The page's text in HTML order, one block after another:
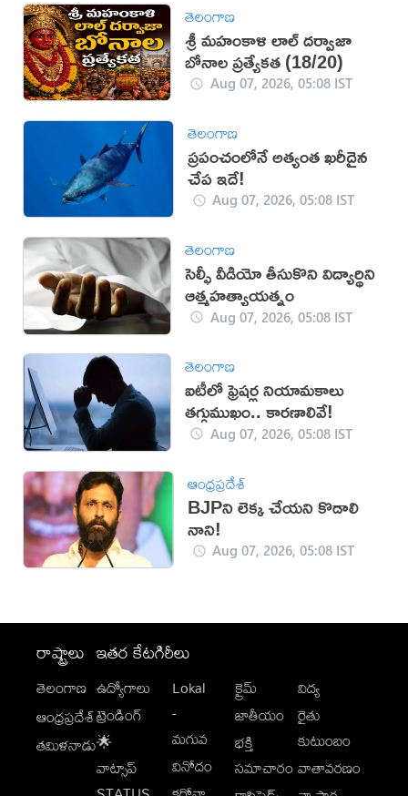
తెలంగాణ
శ్రీ మహంకాళి లాల్ దర్వాజా
బోనాల ప్రత్యేకత (18/20)
Aug 07, 2026, 05:08 IST
తెలంగాణ
ప్రపంచంలోనే అత్యంత ఖరీదైన
చేప ఇదే!
Aug 07, 2026, 05:08 IST
తెలంగాణ
సెల్ఫీ వీడియో తీసుకొని విద్యార్థిని
ఆత్మహత్యాయత్నం
Aug 07, 2026, 05:08 IST
తెలంగాణ
ఐటీలో ఫ్రెషర్ల నియామకాలు
తగ్గుముఖం.. కారణాలివే!
Aug 07, 2026, 05:08 IST
ఆంధ్రప్రదేశ్
BJPని లెక్క చేయని కొడాలి
నాని!
Aug 07, 2026, 05:08 IST
రాష్ట్రాలు
తెలంగాణ
ఆంధ్రప్రదేశ్
తమిళనాడు
ఇతర కేటగిరీలు
ఉద్యోగాలు
ట్రెండింగ్
🌟
వాట్సాప్
Lokal
-
మగువ
వినోదం
క్రైమ్
జాతీయం
భక్తి
సమాచారం
విద్య
రైతు
కుటుంబం
వాతావరణం